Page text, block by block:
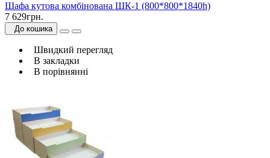
Шафа кутова комбінована ШК-1 (800*800*1840h)
7 629грн.
До кошика
Швидкий перегляд
В закладки
В порівнянні